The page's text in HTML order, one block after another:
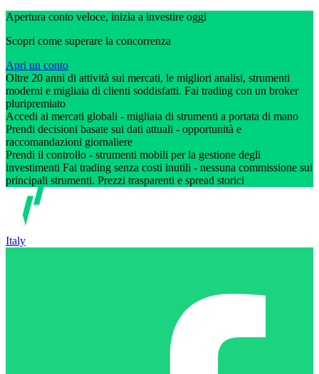
Apertura conto veloce, inizia a investire oggi
Scopri come superare la concorrenza
Apri un conto
Oltre 20 anni di attività sui mercati, le migliori analisi, strumenti
moderni e migliaia di clienti soddisfatti. Fai trading con un broker
pluripremiato
Accedi ai mercati globali - migliaia di strumenti a portata di mano
Prendi decisioni basate sui dati attuali - opportunità e
raccomandazioni giornaliere
Prendi il controllo - strumenti mobili per la gestione degli
investimenti Fai trading senza costi inutili - nessuna commissione sui
principali strumenti. Prezzi trasparenti e spread storici
Italy